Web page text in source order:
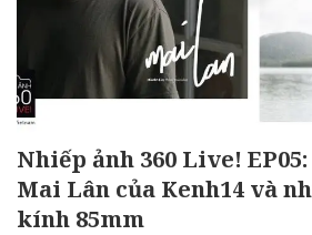
Nhiếp ảnh 360 Live!
Mai Lân của Kenh14 và
kính 85mm